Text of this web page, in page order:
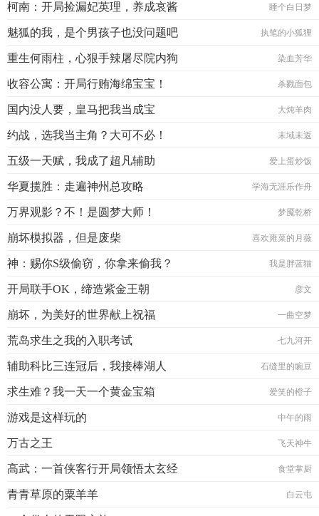
柯南：开局捡漏妃英理，养成哀酱 睡个白日梦
魅狐的我，是个男孩子也没问题吧 执笔的小狐狸
重生何雨柱，心狠手辣屠尽院内狗 染血芳华
收容公寓：开局行贿海绵宝宝！ 杀戮面包
国内没人要，皇马把我当成宝 大炖羊肉
约战，选我当主角？大可不必！ 末域未返
五级一天赋，我成了超凡辅助 爱上蛋炒饭
华夏揽胜：走遍神州总攻略 学海无涯乐作舟
万界观影？不！是圆梦大师！ 梦魇乾桥
崩坏模拟器，但是废柴 喜欢雍菜的月薇
神：赐你S级偷窃，你拿来偷我？ 我是胖蓝猫
开局联手OK，缔造紫金王朝 彦文
崩坏，为美好的世界献上祝福 一曲空梦
荒岛求生之我的入职考试 七九河开
辅助科比三连冠后，我接棒湖人 石缝里的豌豆
求生难？我一天一个黄金宝箱 爱笑的橙子
游戏是这样玩的 中午的雨
万古之王 飞天神牛
高武：一首侠客行开局领悟太玄经 食堂掌厨
青青草原的粟羊羊 白云屯